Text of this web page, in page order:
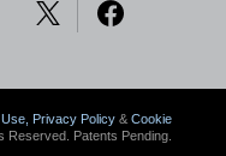
Privacy Policy& Cookie
Reserved. Patents Pending.